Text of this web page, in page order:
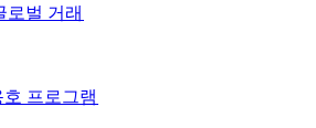
로벌 거래​​
호 프로그램​​